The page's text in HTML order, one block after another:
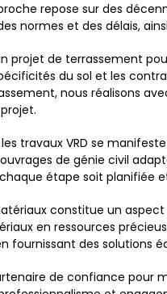
repose sur des
normes et des délais,
projet de terrassement
du sol et les
nous réalisons
travaux VRD se
de génie civil
étape soit planifiée
constitue un
en ressources
fournissant des solutions
de confiance pour